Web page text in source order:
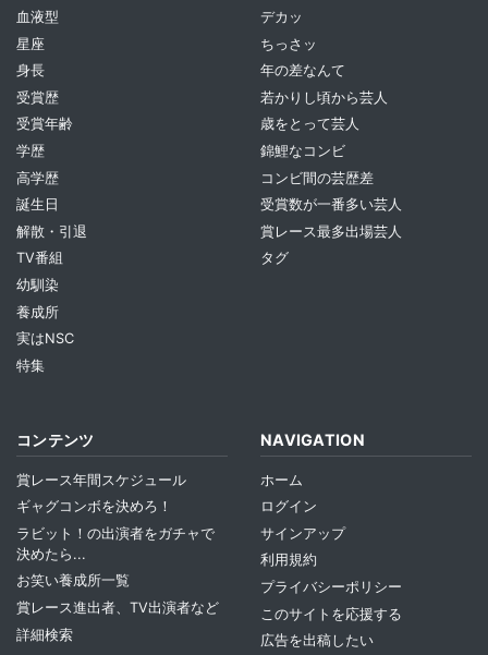
血液型
星座
身長
受賞歴
受賞年齢
学歴
高学歴
誕生日
解散・引退
TV番組
幼馴染
養成所
実はNSC
特集
デカッ
ちっさッ
年の差なんて
若かりし頃から芸人
歳をとって芸人
錦鯉なコンビ
コンビ間の芸歴差
受賞数が一番多い芸人
賞レース最多出場芸人
タグ
コンテンツ
賞レース年間スケジュール
ギャグコンボを決めろ！
ラビット！の出演者をガチャで
決めたら...
お笑い養成所一覧
賞レース進出者、TV出演者など
詳細検索
NAVIGATION
ホーム
ログイン
サインアップ
利用規約
プライバシーポリシー
このサイトを応援する
広告を出稿したい